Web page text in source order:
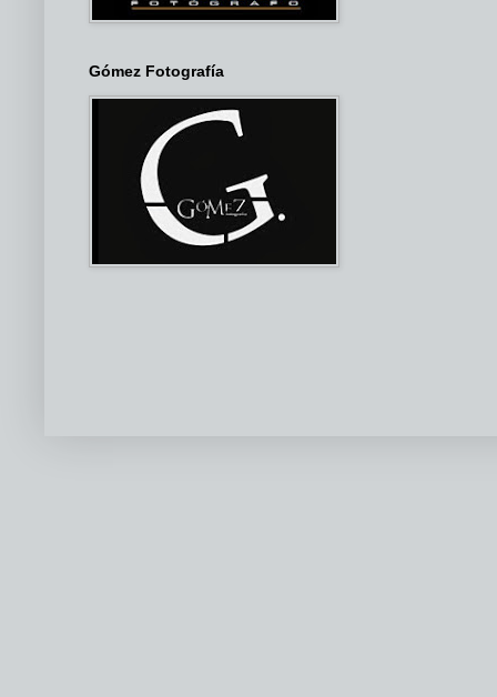
Gómez Fotografía